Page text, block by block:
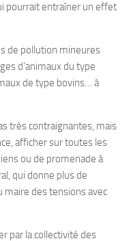
pourrait entraîner un effet
de pollution mineures
d’animaux du type
de type bovins… à
très contraignantes, mais
afficher sur toutes les
ou de promenade à
qui donne plus de
maire des tensions avec
par la collectivité des